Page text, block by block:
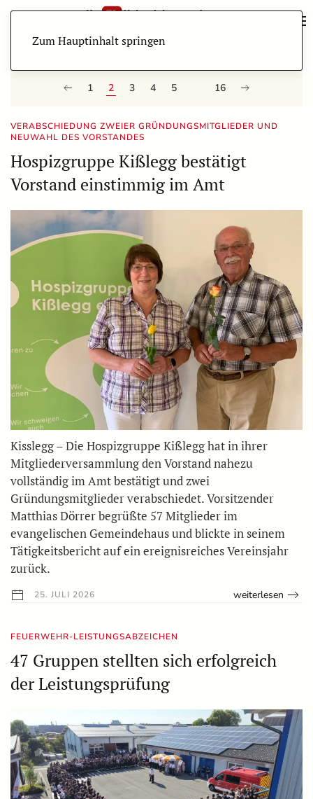
Zum Hauptinhalt springen
1 2 3 4 5 16
VERABSCHIEDUNG ZWEIER GRÜNDUNGSMITGLIEDER UND
NEUWAHL DES VORSTANDES
Hospizgruppe Kißlegg bestätigt
Vorstand einstimmig im Amt
Kisslegg – Die Hospizgruppe Kißlegg hat in ihrer
Mitgliederversammlung den Vorstand nahezu
vollständig im Amt bestätigt und zwei
Gründungsmitglieder verabschiedet. Vorsitzender
Matthias Dörrer begrüßte 57 Mitglieder im
evangelischen Gemeindehaus und blickte in seinem
Tätigkeitsbericht auf ein ereignisreiches Vereinsjahr
zurück.
25. JULI 2026 weiterlesen
FEUERWEHR-LEISTUNGSABZEICHEN
47 Gruppen stellten sich erfolgreich
der Leistungsprüfung